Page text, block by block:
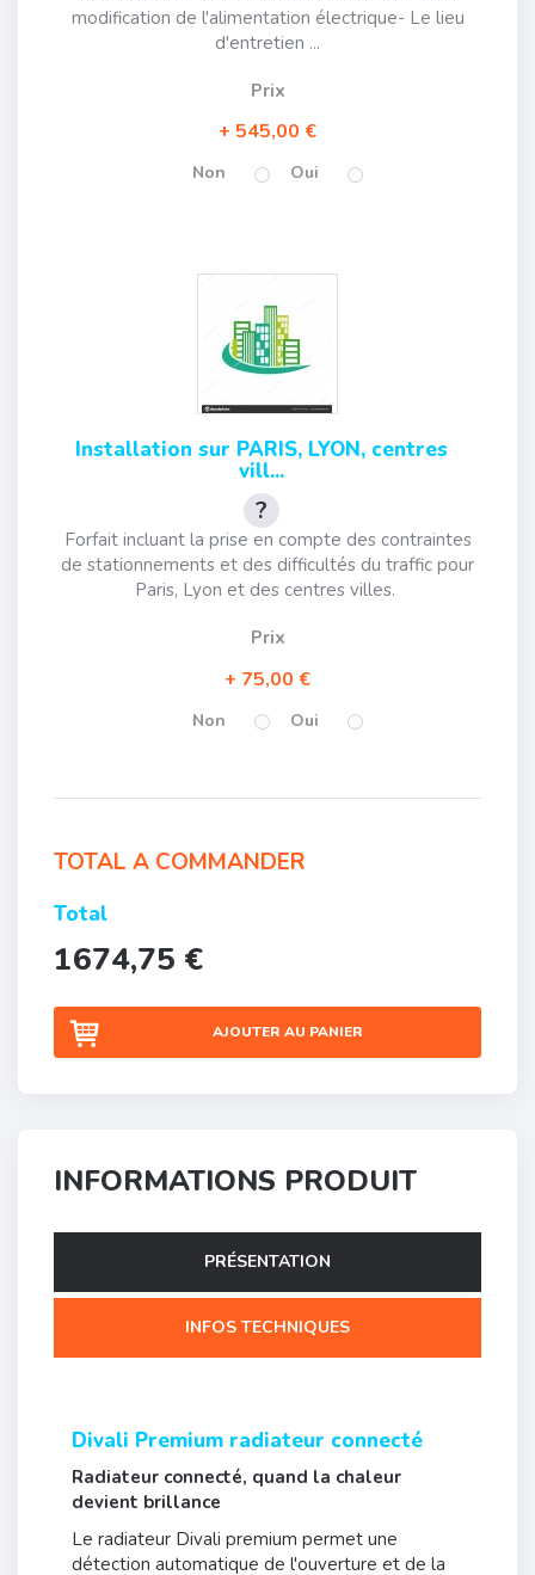
modification de l'alimentation électrique- Le lieu
d'entretien ...
Prix
545,00 €
Non Oui
Installation sur PARIS, LYON, centres
vill...
Forfait incluant la prise en compte des contraintes
de stationnements et des difficultés du traffic pour
Paris, Lyon et des centres villes.
Prix
75,00 €
Non Oui
TOTAL A COMMANDER
Total
1674,75 €
AJOUTER AU PANIER
INFORMATIONS PRODUIT
PRÉSENTATION
INFOS TECHNIQUES
Divali Premium radiateur connecté
Radiateur connecté, quand la chaleur
devient brillance
Le radiateur Divali premium permet une
détection automatique de l'ouverture et de la